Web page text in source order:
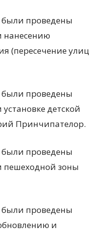
проведены
нанесению
(пересечение улиц
проведены
детской
Принчипателор.
проведены
пешеходной зоны
проведены
и